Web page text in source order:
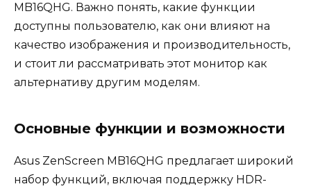
MB16QHG. Важно понять, какие функции
доступны пользователю, как они влияют на
качество изображения и производительность,
и стоит ли рассматривать этот монитор как
альтернативу другим моделям.
Основные функции и возможности
Asus ZenScreen MB16QHG предлагает широкий
набор функций, включая поддержку HDR-